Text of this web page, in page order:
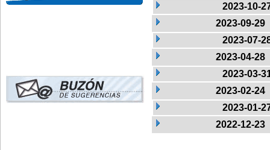
2023-10-
2023-09-29
2023-07-
2023-04-28
2023-03-
2023-02-24
2023-01-
2022-12-23